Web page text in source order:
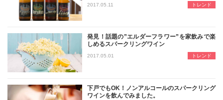
名古屋の酒問屋イズミックの青田が
2017.05.11 トレンド
発見！話題の”エルダーフラワー”を家飲みで楽
しめるスパークリングワイン
名古屋の酒問屋イズミックの青田が
2017.05.01 トレンド
下戸でもOK！ノンアルコールのスパークリング
ワインを飲んでみました。